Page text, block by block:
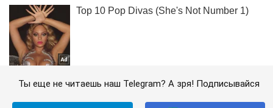
Ты еще не читаешь наш Telegram? А зря! Подписывайся